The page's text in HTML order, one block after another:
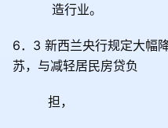
造行业。
6． 3 新西兰央行规定大幅
苏，与减轻居民房贷负
担，